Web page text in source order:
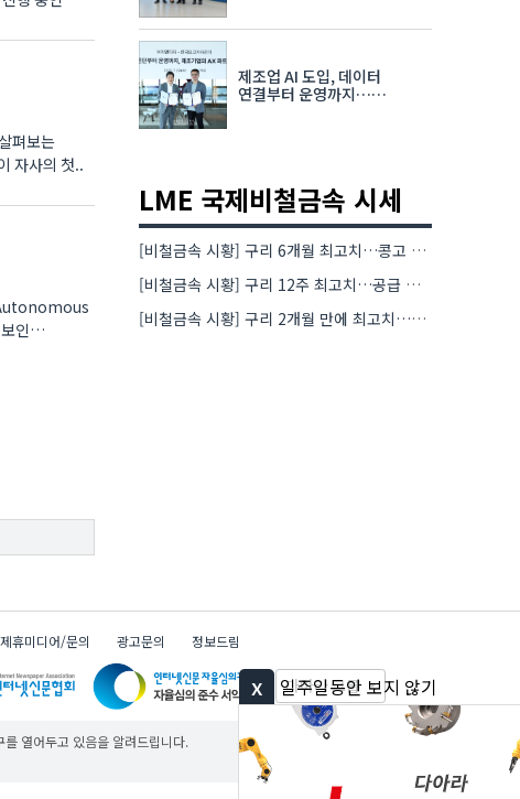
펴보는
자사의 첫..
08.25~08.27
차세대 반도체 패키징 산업전
08.26~08.28 수원컨벤션센터
제조업 AI 도입, 데이터
연결부터 운영까지…
LME 국제비철금속 시세
[비철금속 시황] 구리 6개월 최고치…콩고 수출 규제에 공급 우려 확대
[비철금속 시황] 구리 12주 최고치…공급 부족 우려에 강세
[비철금속 시황] 구리 2개월 만에 최고치…재고 감소에 공급 부족 우려 확대
x 일주일동안 보지 않기
제휴미디어/문의 광고문의
정보드림
다아라 그룹
열어두고 있음을 알려드립니다.